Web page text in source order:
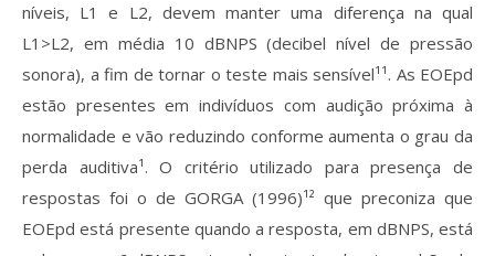
níveis, L1 e L2, devem manter uma diferença na qual
L1>L2, em média 10 dBNPS (decibel nível de pressão
sonora), a fim de tornar o teste mais sensível¹¹. As EOEpd
estão presentes em indivíduos com audição próxima à
normalidade e vão reduzindo conforme aumenta o grau da
perda auditiva¹. O critério utilizado para presença de
respostas foi o de GORGA (1996)¹² que preconiza que
EOEpd está presente quando a resposta, em dBNPS, está